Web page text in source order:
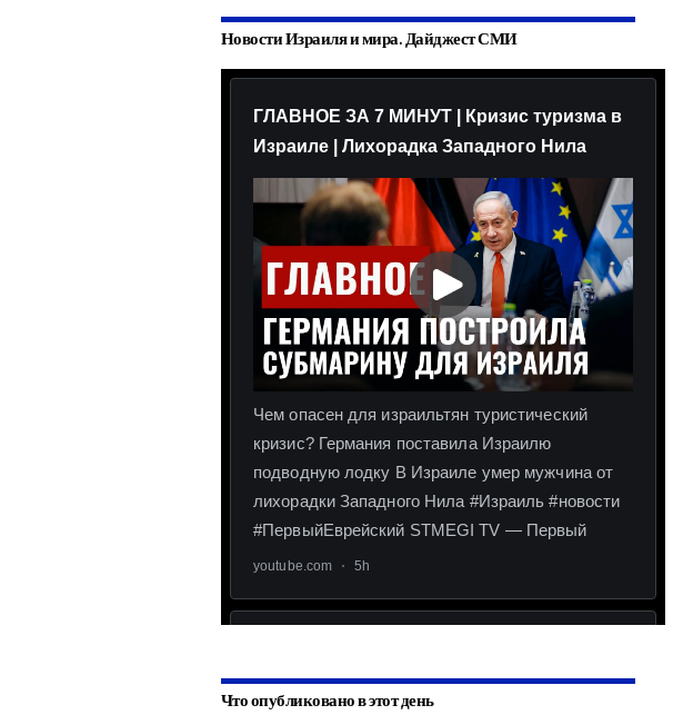
Новости Израиля и мира. Дайджест СМИ
Что опубликовано в этот день